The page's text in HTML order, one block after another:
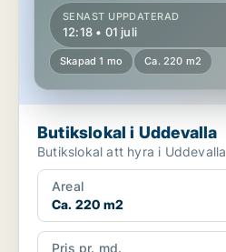
SENAST UPPDATERAD
12:18 • 01 juli
Skapad 1 mo Ca. 220 m2
Butikslokal i Uddevalla
Butikslokal att hyra i Uddevalla
Areal
Ca. 220 m2
Pris pr. md.